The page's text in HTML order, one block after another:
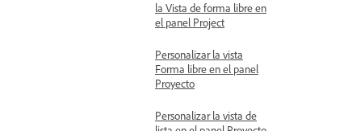
la Vista de forma libre en
el panel Project
Personalizar la vista
Forma libre en el panel
Proyecto
Personalizar la vista de